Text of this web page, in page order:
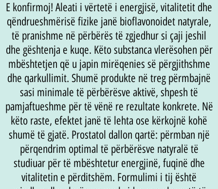
E konfirmoj! Aleati i vërtetë i energjisë, vitalitetit dhe
qëndrueshmërisë fizike janë bioflavonoidet natyrale,
të pranishme në përbërës të zgjedhur si çaji jeshil
dhe gështenja e kuqe. Këto substanca vlerësohen për
mbështetjen që u japin mirëqenies së përgjithshme
dhe qarkullimit. Shumë produkte në treg përmbajnë
sasi minimale të përbërësve aktivë, shpesh të
pamjaftueshme për të vënë re rezultate konkrete. Në
këto raste, efektet janë të lehta ose kërkojnë kohë
shumë të gjatë. Prostatol dallon qartë: përmban një
përqendrim optimal të përbërësve natyralë të
studiuar për të mbështetur energjinë, fuqinë dhe
vitalitetin e përditshëm. Formulimi i tij është